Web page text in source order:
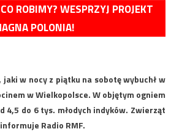
ROBIMY? WESPRZYJ PROJEKT
POLONIA!
w nocy z piątku na sobotę wybuchł w
w Wielkopolsce. W objętym ogniem
4,5 do 6 tys. młodych indyków. Zwierząt
Radio RMF.